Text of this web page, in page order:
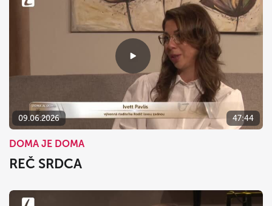
09.06.2026 47:44
DOMA JE DOMA
REČ SRDCA